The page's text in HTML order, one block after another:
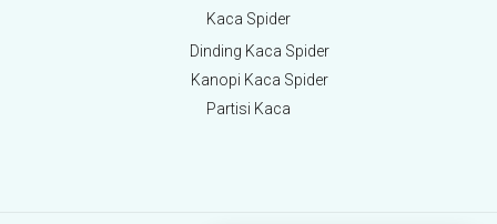
Kaca Spider
Dinding Kaca Spider
Kanopi Kaca Spider
Partisi Kaca